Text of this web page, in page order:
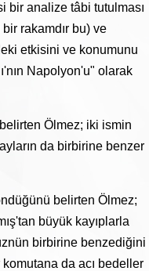
bir analize tâbi tutulması
rakamdır bu) ve
etkisini ve konumunu
Napolyon'u" olarak
Ölmez; iki ismin
da birbirine benzer
belirten Ölmez;
büyük kayıplarla
birbirine benzediğini
da acı bedeller